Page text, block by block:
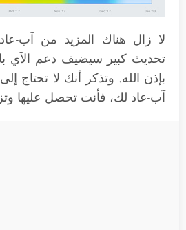
لا زال هناك المزيد من آب-
تحديث كبير سيضيف دعم الآي
بإذن الله. وتذكر أنك لا تحتاج
آب-عاد لك، فأنت تحصل عليها